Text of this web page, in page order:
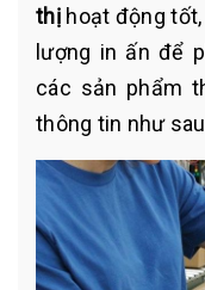
thị hoạt động
lượng in ấn để
các sản phẩm
thông tin như